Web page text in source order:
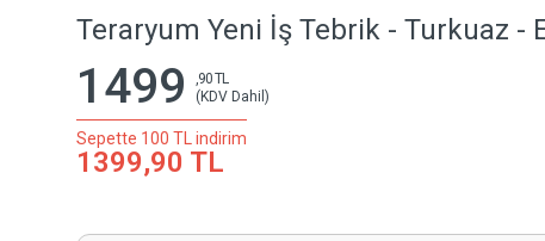
Teraryum Yeni İş Tebrik - Turkuaz -
1499
,90 TL
(KDV Dahil)
Sepette 100 TL indirim
1399,90 TL